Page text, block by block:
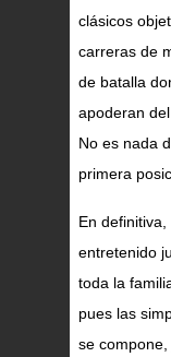
clásicos
carreras de
de batalla
apoderan
No es nada
primera
En
entretenido
toda la
pues las
se